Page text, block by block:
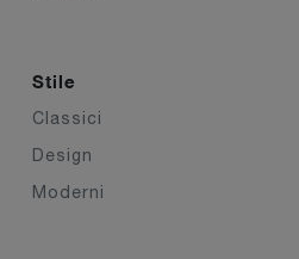
Stile
Classici
Design
Moderni